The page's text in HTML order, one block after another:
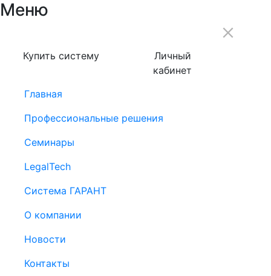
Меню
Купить систему
Личный
кабинет
Главная
Профессиональные решения
Семинары
LegalTech
Система ГАРАНТ
О компании
Новости
Контакты